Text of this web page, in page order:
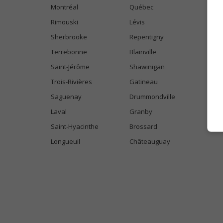
Montréal
Québec
Rimouski
Lévis
Sherbrooke
Repentigny
Terrebonne
Blainville
Saint-Jérôme
Shawinigan
Trois-Rivières
Gatineau
Saguenay
Drummondville
Laval
Granby
Saint-Hyacinthe
Brossard
Longueuil
Châteauguay